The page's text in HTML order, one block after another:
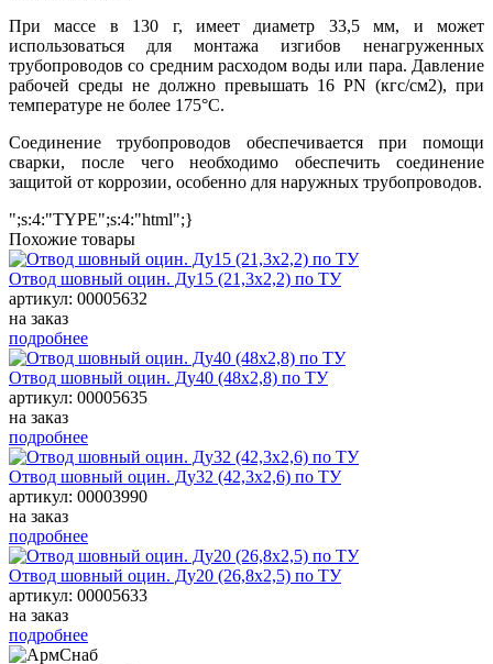
При массе в 130 г, имеет диаметр 33,5 мм, и может
использоваться для монтажа изгибов ненагруженных
трубопроводов со средним расходом воды или пара. Давление
рабочей среды не должно превышать 16 PN (кгс/см2), при
температуре не более 175°С.
Соединение трубопроводов обеспечивается при помощи
сварки, после чего необходимо обеспечить соединение
защитой от коррозии, особенно для наружных трубопроводов.
";s:4:"TYPE";s:4:"html";}
Похожие товары
Отвод шовный оцин. Ду15 (21,3х2,2) по ТУ
артикул: 00005632
на заказ
подробнее
Отвод шовный оцин. Ду40 (48х2,8) по ТУ
артикул: 00005635
на заказ
подробнее
Отвод шовный оцин. Ду32 (42,3х2,6) по ТУ
артикул: 00003990
на заказ
подробнее
Отвод шовный оцин. Ду20 (26,8х2,5) по ТУ
артикул: 00005633
на заказ
подробнее